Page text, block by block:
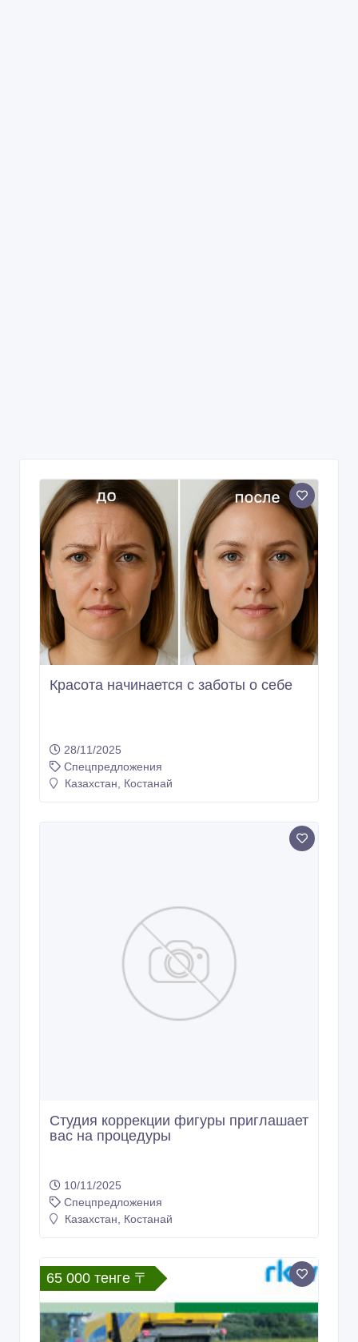
Красота начинается с заботы о себе
28/11/2025
Спецпредложения
Казахстан, Костанай
Студия коррекции фигуры приглашает
вас на процедуры
10/11/2025
Спецпредложения
Казахстан, Костанай
65 000 тенге 〒